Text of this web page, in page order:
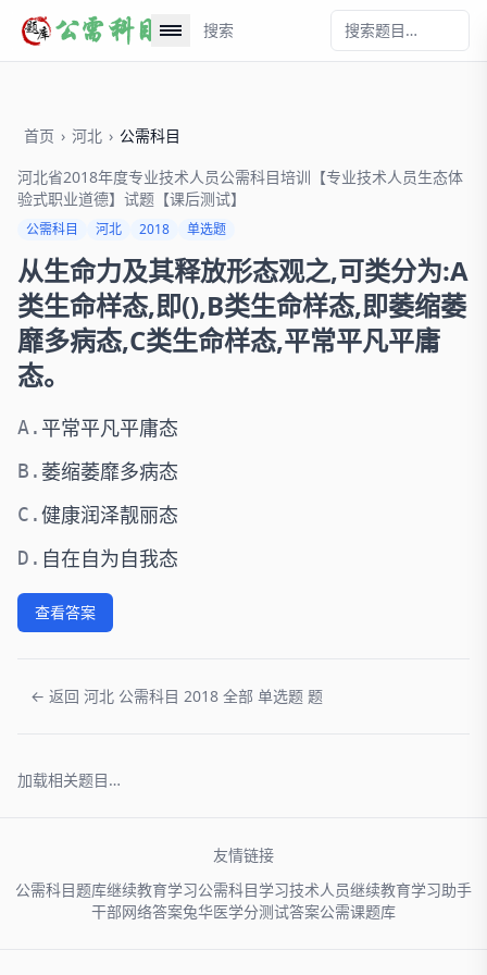
搜索
首页 › 河北 › 公需科目
河北省2018年度专业技术人员公需科目培训【专业技术人员生态体
验式职业道德】试题【课后测试】
公需科目 河北 2018 单选题
从生命力及其释放形态观之,可类分为:A
类生命样态,即(),B类生命样态,即萎缩萎
靡多病态,C类生命样态,平常平凡平庸
态。
A. 平常平凡平庸态
B. 萎缩萎靡多病态
C.健康润泽靓丽态
D. 自在自为自我态
查看答案
← 返回 河北 公需科目 2018 全部 单选题 题
加载相关题目…
友情链接
公需科目题库继续教育学习公需科目学习技术人员继续教育学习助手
干部网络答案兔华医学分测试答案公需课题库